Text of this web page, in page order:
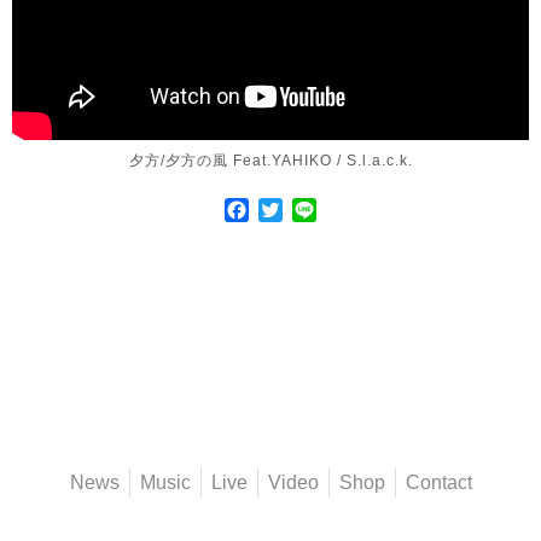
夕方/夕方の風 Feat.YAHIKO / S.l.a.c.k.
Facebook
Twitter
News Music Live Video Shop Contact